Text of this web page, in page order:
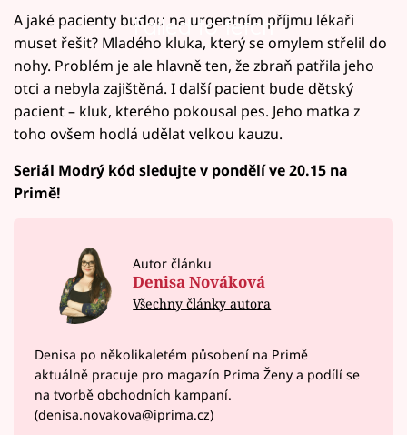
Failed to fetch
A jaké pacienty budou na urgentním příjmu lékaři
muset řešit? Mladého kluka, který se omylem střelil do
nohy. Problém je ale hlavně ten, že zbraň patřila jeho
otci a nebyla zajištěná. I další pacient bude dětský
pacient – kluk, kterého pokousal pes. Jeho matka z
toho ovšem hodlá udělat velkou kauzu.
Seriál Modrý kód sledujte v pondělí ve 20.15 na
Primě!
Autor článku
Denisa Nováková
Všechny články autora
Denisa po několikaletém působení na Primě
aktuálně pracuje pro magazín Prima Ženy a podílí se
na tvorbě obchodních kampaní.
(denisa.novakova@iprima.cz)